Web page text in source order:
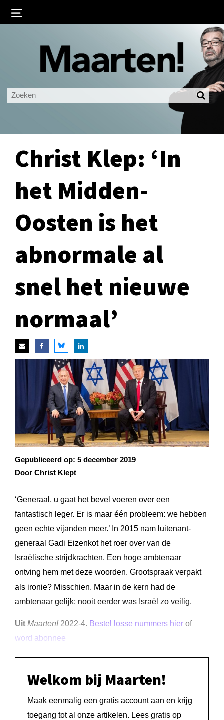
Ingelogd blijven
LOGIN
Christ Klep: ‘In
het Midden-
Oosten is het
abnormale al
snel het nieuwe
normaal’
Gepubliceerd op: 5 december 2019
Door Christ Klept
‘Generaal, u gaat het bevel voeren over een
fantastisch leger. Er is maar één probleem: we hebben
geen echte vijanden meer.’ In 2015 nam luitenant-
generaal Gadi Eizenkot het roer over van de
Israëlische strijdkrachten. Een hoge ambtenaar
ontving hem met deze woorden. Grootspraak verpakt
als ironie? Misschien. Maar in de kern had de
ambtenaar gelijk: nooit eerder was Israël zo veilig.
Uit Maarten! 2022-4. Bestel losse nummers hier of
word abonnee
Welkom bij Maarten!
Maak eenmalig een gratis account aan en krijg
toegang tot al onze artikelen. Lees gratis op